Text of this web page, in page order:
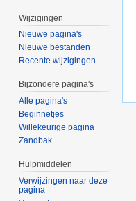
Wijzigingen
Nieuwe pagina's
Nieuwe bestanden
Recente wijzigingen
Bijzondere pagina's
Alle pagina's
Beginnetjes
Willekeurige pagina
Zandbak
Hulpmiddelen
Verwijzingen naar deze
pagina